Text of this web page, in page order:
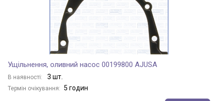
Ущільнення, оливний насос 00199800 AJUSA
В наявності: 3 шт.
Термін очікування: 5 годин